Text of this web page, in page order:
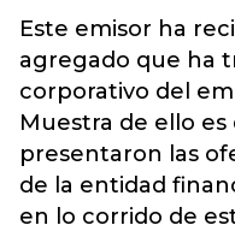
Este emisor ha
agregado que ha
corporativo del
Muestra de ello
presentaron las
de la entidad
en lo corrido de